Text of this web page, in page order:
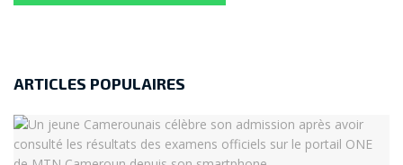
ARTICLES POPULAIRES